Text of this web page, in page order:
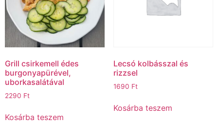
Grill csirkemell édes
burgonyapürével,
uborkasalátával
2290 Ft
Kosárba teszem
Lecsó kolbásszal és
rizzsel
1690 Ft
Kosárba teszem